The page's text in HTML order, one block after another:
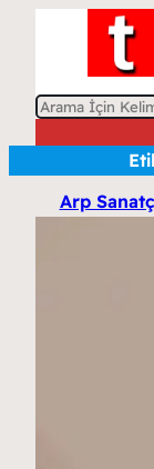
A
Arp